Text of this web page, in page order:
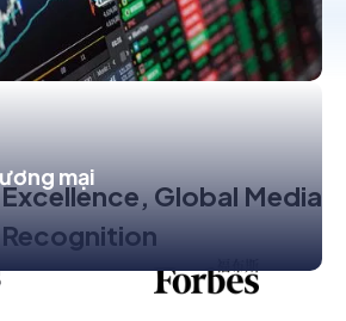
mại
Global Media
Recognition